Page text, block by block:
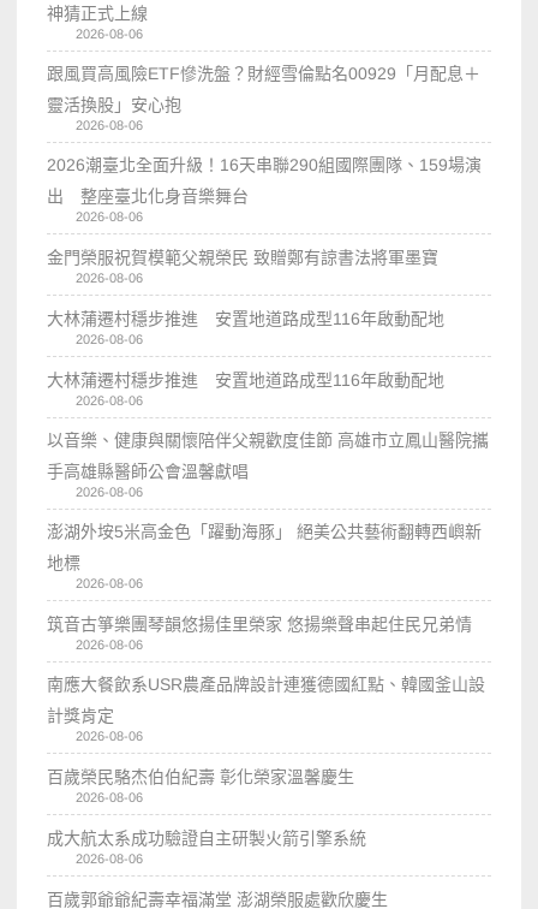
神猜正式上線
2026-08-06
跟風買高風險ETF慘洗盤？財經雪倫點名00929「月配息＋
靈活換股」安心抱
2026-08-06
2026潮臺北全面升級！16天串聯290組國際團隊、159場演
出 整座臺北化身音樂舞台
2026-08-06
金門榮服祝賀模範父親榮民 致贈鄭有諒書法將軍墨寶
2026-08-06
大林蒲遷村穩步推進 安置地道路成型116年啟動配地
2026-08-06
大林蒲遷村穩步推進 安置地道路成型116年啟動配地
2026-08-06
以音樂、健康與關懷陪伴父親歡度佳節 高雄市立鳳山醫院攜
手高雄縣醫師公會溫馨獻唱
2026-08-06
澎湖外垵5米高金色「躍動海豚」 絕美公共藝術翻轉西嶼新
地標
2026-08-06
筑音古箏樂團琴韻悠揚佳里榮家 悠揚樂聲串起住民兄弟情
2026-08-06
南應大餐飲系USR農產品牌設計連獲德國紅點、韓國釜山設
計獎肯定
2026-08-06
百歲榮民駱杰伯伯紀壽 彰化榮家溫馨慶生
2026-08-06
成大航太系成功驗證自主研製火箭引擎系統
2026-08-06
百歲郭爺爺紀壽幸福滿堂 澎湖榮服處歡欣慶生